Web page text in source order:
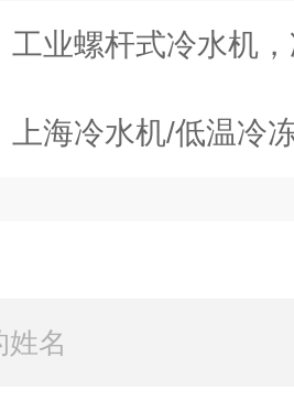
工业螺杆式冷水机
上海冷水机/低温冷